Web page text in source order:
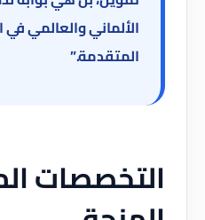
الألماني والعالمي في
المتقدمة.”
التخصصات